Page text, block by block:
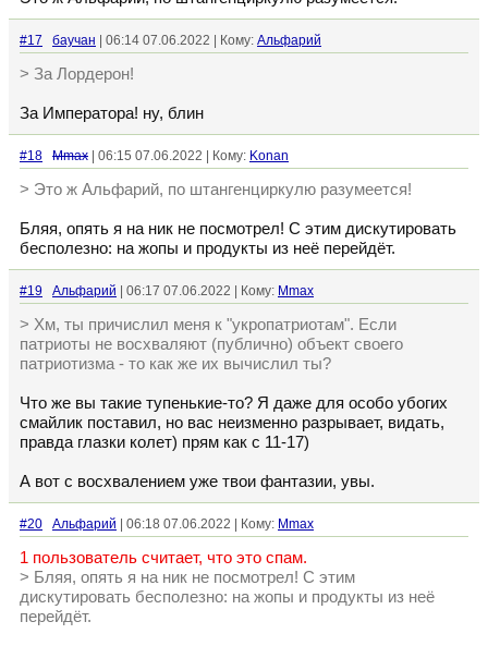
#17 баучан | 06:14 07.06.2022 | Кому: Альфарий
> За Лордерон!
За Императора! ну, блин
#18 Mmax | 06:15 07.06.2022 | Кому: Konan
> Это ж Альфарий, по штангенциркулю разумеется!
Бляя, опять я на ник не посмотрел! С этим дискутировать
бесполезно: на жопы и продукты из неё перейдёт.
#19 Альфарий | 06:17 07.06.2022 | Кому: Mmax
> Хм, ты причислил меня к "укропатриотам". Если
патриоты не восхваляют (публично) объект своего
патриотизма - то как же их вычислил ты?
Что же вы такие тупенькие-то? Я даже для особо убогих
смайлик поставил, но вас неизменно разрывает, видать,
правда глазки колет) прям как с 11-17)
А вот с восхвалением уже твои фантазии, увы.
#20 Альфарий | 06:18 07.06.2022 | Кому: Mmax
1 пользователь считает, что это спам.
> Бляя, опять я на ник не посмотрел! С этим
дискутировать бесполезно: на жопы и продукты из неё
перейдёт.